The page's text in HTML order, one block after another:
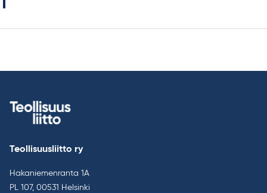
Teollisuusliitto ry
Hakaniemenranta 1A
PL 107, 00531 Helsinki